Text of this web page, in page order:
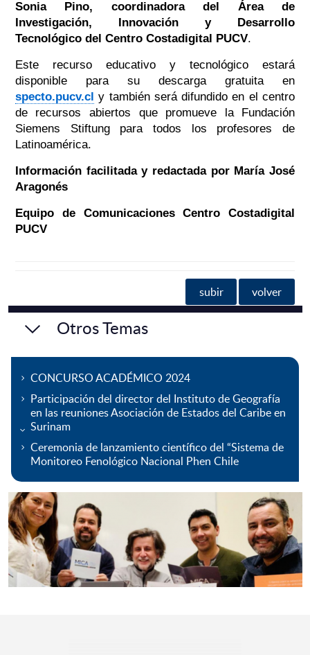
Sonia Pino, coordinadora del Área de
Investigación, Innovación y Desarrollo
Tecnológico del Centro Costadigital PUCV.
Este recurso educativo y tecnológico estará
disponible para su descarga gratuita en
specto.pucv.cl y también será difundido en el centro
de recursos abiertos que promueve la Fundación
Siemens Stiftung para todos los profesores de
Latinoamérica.
Información facilitada y redactada por María José
Aragonés
Equipo de Comunicaciones Centro Costadigital
PUCV
subir volver
Otros Temas
CONCURSO ACADÉMICO 2024
Participación del director del Instituto de Geografía
en las reuniones Asociación de Estados del Caribe en
Surinam
Ceremonia de lanzamiento científico del “Sistema de
Monitoreo Fenológico Nacional Phen Chile